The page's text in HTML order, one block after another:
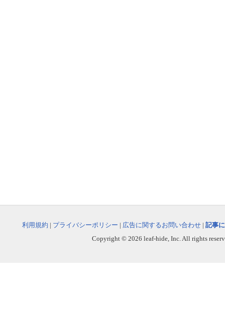
利用規約 | プライバシーポリシー | 広告に関するお問い合わせ | 記事
Copyright © 2026 leaf-hide, Inc. All rights